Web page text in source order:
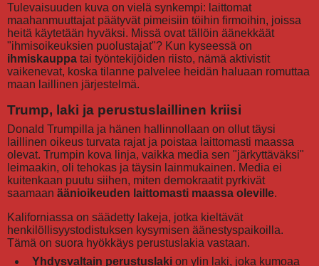
Tulevaisuuden kuva on vielä synkempi: laittomat
maahanmuuttajat päätyvät pimeisiin töihin firmoihin, joissa
heitä käytetään hyväksi. Missä ovat tällöin äänekkäät
"ihmisoikeuksien puolustajat"? Kun kyseessä on
ihmiskauppa tai työntekijöiden riisto, nämä aktivistit
vaikenevat, koska tilanne palvelee heidän haluaan romuttaa
maan laillinen järjestelmä.
Trump, laki ja perustuslaillinen kriisi
Donald Trumpilla ja hänen hallinnollaan on ollut täysi
laillinen oikeus turvata rajat ja poistaa laittomasti maassa
olevat. Trumpin kova linja, vaikka media sen "järkyttäväksi"
leimaakin, oli tehokas ja täysin lainmukainen. Media ei
kuitenkaan puutu siihen, miten demokraatit pyrkivät
saamaan äänioikeuden laittomasti maassa oleville.
Kaliforniassa on säädetty lakeja, jotka kieltävät
henkilöllisyystodistuksen kysymisen äänestyspaikoilla.
Tämä on suora hyökkäys perustuslakia vastaan.
Yhdysvaltain perustuslaki on ylin laki, joka kumoaa